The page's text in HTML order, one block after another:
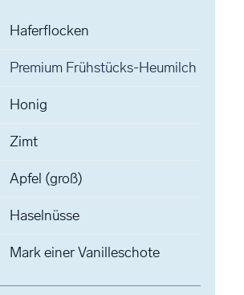
Haferflocken
Premium Frühstücks-Heumilch
Honig
Zimt
Apfel (groß)
Haselnüsse
Mark einer Vanilleschote